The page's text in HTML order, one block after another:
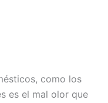
como los
es el mal olor que